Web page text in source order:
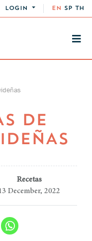
LOGIN EN SP TH
DE
Recetas
December, 2022